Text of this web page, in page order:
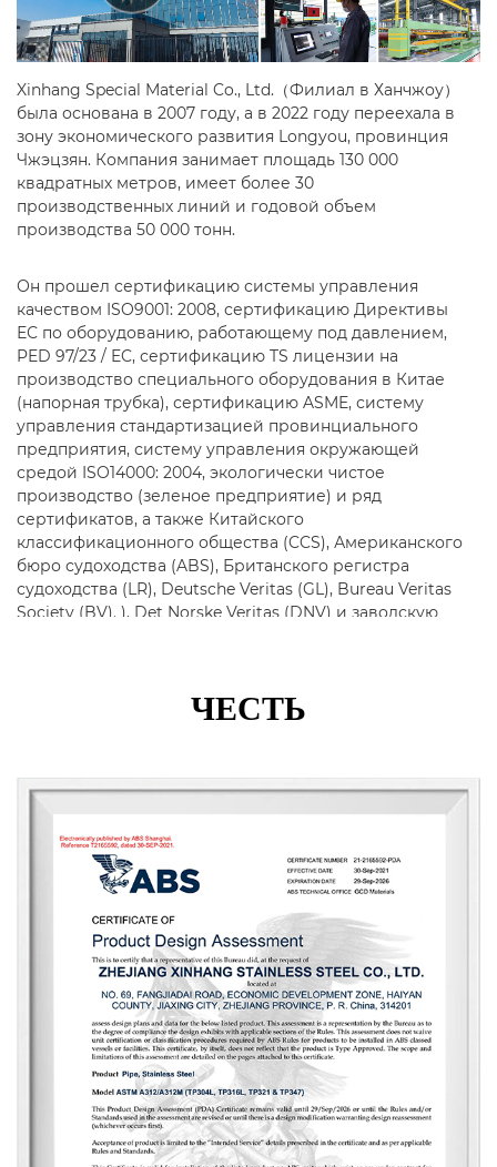
Xinhang Special Material Co., Ltd.（Филиал в Ханчжоу）
была основана в 2007 году, а в 2022 году переехала в
зону экономического развития Longyou, провинция
Чжэцзян. Компания занимает площадь 130 000
квадратных метров, имеет более 30
производственных линий и годовой объем
производства 50 000 тонн.
Он прошел сертификацию системы управления
качеством ISO9001: 2008, сертификацию Директивы
ЕС по оборудованию, работающему под давлением,
PED 97/23 / EC, сертификацию TS лицензии на
производство специального оборудования в Китае
(напорная трубка), сертификацию ASME, систему
управления стандартизацией провинциального
предприятия, систему управления окружающей
средой ISO14000: 2004, экологически чистое
производство (зеленое предприятие) и ряд
сертификатов, а также Китайского
классификационного общества (CCS), Американского
бюро судоходства (ABS), Британского регистра
судоходства (LR), Deutsche Veritas (GL), Bureau Veritas
Society (BV). ), Det Norske Veritas (DNV) и заводскую
Основная продукция включает в себя трубы из
используются в нефтяной, химической
судостроении, фармацевтике, пищевой
промышленности, водном хозяйстве,
электроэнергетике, новой энергетике, механическом
придерживается корпоративного принципа
«качество для выживания, репутация для развития» и
искренне обслуживает каждого клиента, чтобы
создать беспроигрышную ситуацию.
ЧЕСТЬ